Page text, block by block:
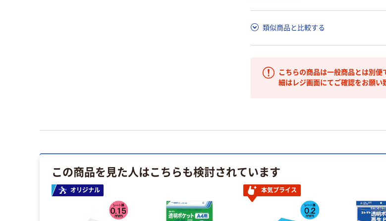
類似商品と比較する
こちらの商品は一般商品とは別
細はレジ画面にてご確認をお願い
この商品を見た人はこちらも検討されています
オリジナル 本気プライス